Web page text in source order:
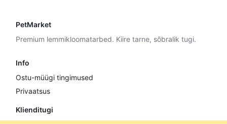
PetMarket
Premium lemmikloomatarbed. Kiire tarne, sõbralik tugi.
Info
Ostu-müügi tingimused
Privaatsus
Klienditugi